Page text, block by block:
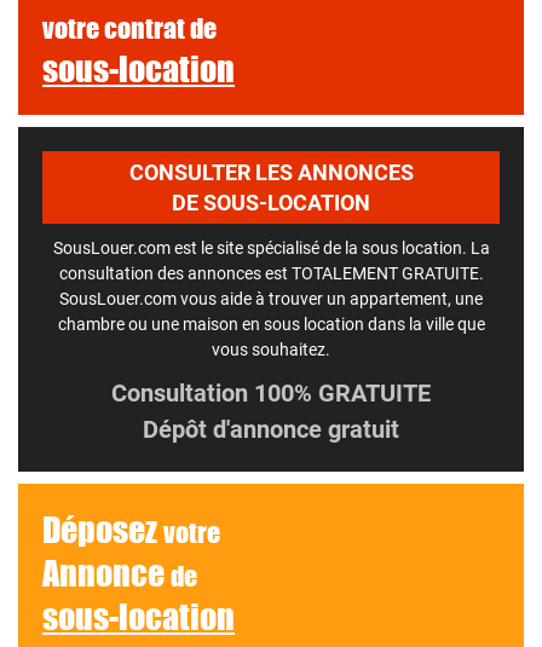
votre contrat de
sous-location
CONSULTER LES ANNONCES
DE SOUS-LOCATION
SousLouer.com est le site spécialisé de la sous location. La
consultation des annonces est TOTALEMENT GRATUITE.
SousLouer.com vous aide à trouver un appartement, une
chambre ou une maison en sous location dans la ville que
vous souhaitez.
Consultation 100% GRATUITE
Dépôt d'annonce gratuit
Déposezvotre
Annoncede
sous-location